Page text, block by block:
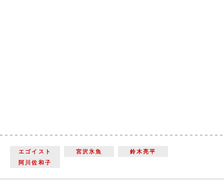
エゴイスト 宮沢氷魚
鈴木亮平
阿川佐和子